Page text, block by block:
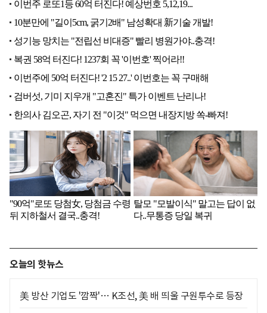
오늘의 핫뉴스
美 방산 기업도 '깜짝'… K조선, 美 배 띄울 구원투수로 등장